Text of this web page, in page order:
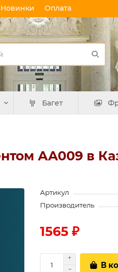
Новинки Оплата
Багет
AA009 в
Артикул
Производитель
1565 ₽
В